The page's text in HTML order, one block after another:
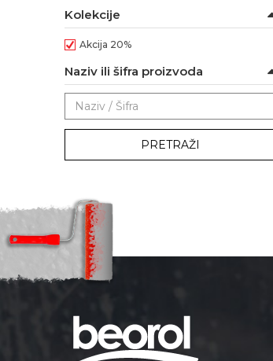
Kolekcije
Akcija 20%
Naziv ili šifra proizvoda
PRETRAŽI